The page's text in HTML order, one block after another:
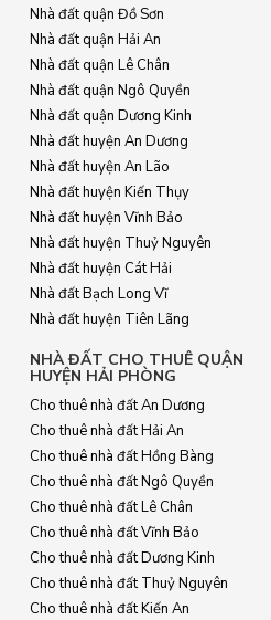
Nhà đất quận Đồ Sơn
Nhà đất quận Hải An
Nhà đất quận Lê Chân
Nhà đất quận Ngô Quyền
Nhà đất quận Dương Kinh
Nhà đất huyện An Dương
Nhà đất huyện An Lão
Nhà đất huyện Kiến Thụy
Nhà đất huyện Vĩnh Bảo
Nhà đất huyện Thuỷ Nguyên
Nhà đất huyện Cát Hải
Nhà đất Bạch Long Vĩ
Nhà đất huyện Tiên Lãng
NHÀ ĐẤT CHO THUÊ QUẬN
HUYỆN HẢI PHÒNG
Cho thuê nhà đất An Dương
Cho thuê nhà đất Hải An
Cho thuê nhà đất Hồng Bàng
Cho thuê nhà đất Ngô Quyền
Cho thuê nhà đất Lê Chân
Cho thuê nhà đất Vĩnh Bảo
Cho thuê nhà đất Dương Kinh
Cho thuê nhà đất Thuỷ Nguyên
Cho thuê nhà đất Kiến An